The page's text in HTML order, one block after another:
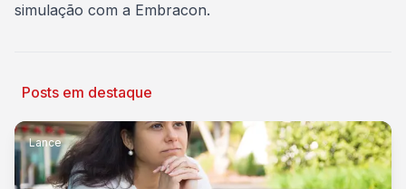
simulação com a Embracon.
Posts em destaque
Lance